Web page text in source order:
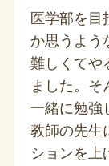
医学部を目
か思うよう
難しくてや
ました。そ
一緒に勉強
教師の先生
ションを上